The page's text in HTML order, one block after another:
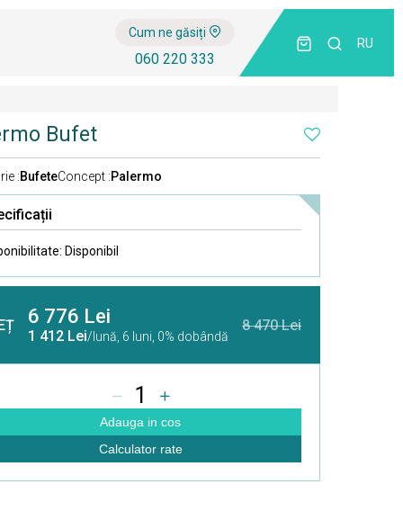
Cum ne găsiți
060 220 333
RU
Bufet
:BufeteConcept :Palermo
Disponibil
6 776 Lei
1 412 Lei/lună, 6 luni, 0% dobândă
8 470 Lei
1
Adauga in cos
Calculator rate